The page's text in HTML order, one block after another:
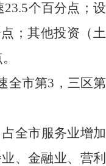
23.5个百分点 ；设
；其他投资（土
。
全市第3 ，三区第
占全市服务业增加
、金融业、营利